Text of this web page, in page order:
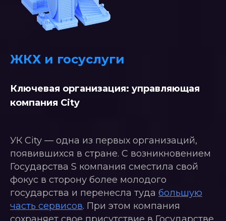
ЖКХ и госуслуги
Ключевая организация: управляющая
компания City
УК City — одна из первых организаций,
появившихся в стране. С возникновением
Государства S компания сместила свой
фокус в сторону более молодого
государства и перенесла туда большую
часть сервисов. При этом компания
Государство S